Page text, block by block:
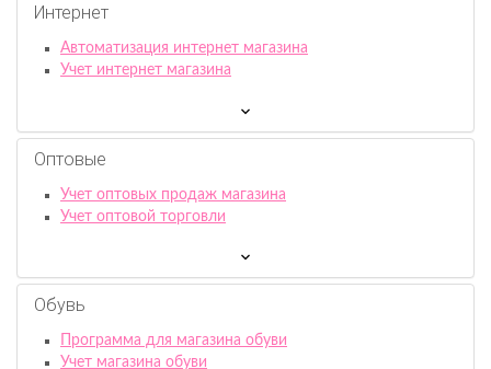
Интернет
Автоматизация интернет магазина
Учет интернет магазина
Оптовые
Учет оптовых продаж магазина
Учет оптовой торговли
Обувь
Программа для магазина обуви
Учет магазина обуви